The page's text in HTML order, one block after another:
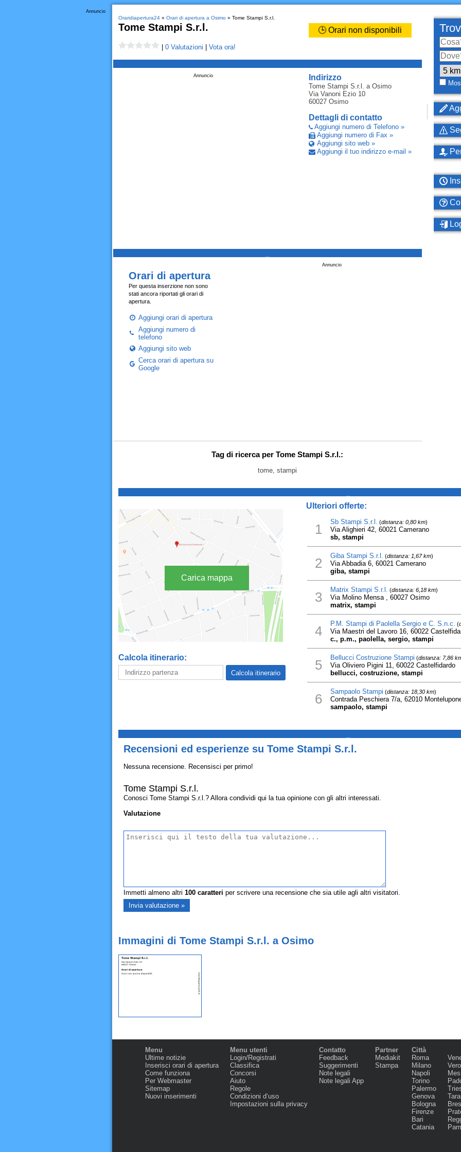
Annuncio
Oraridiapertura24» Orari di apertura a Osimo» Tome Stampi S.r.l.
Tome Stampi S.r.l. 🕒 Orari non disponibili
0 Valutazioni Vota ora!
Indirizzo
Tome Stampi S.r.l. a Osimo
Via Vanoni Ezio 10
60027 Osimo
Dettagli di contatto
Aggiungi numero di Telefono »
Aggiungi numero di Fax »
Aggiungi sito web »
Aggiungi il tuo indirizzo e-mail »
Annuncio
Annuncio
Orari di apertura
Per questa inserzione non sono
stati ancora riportati gli orari di
apertura.
Aggiungi orari di apertura
Aggiungi numero di
telefono
Aggiungi sito web
Cerca orari di apertura su
Google
Tag di ricerca per Tome Stampi S.r.l.:
tome, stampi
Carica mappa
Calcola itinerario:
Ulteriori offerte:
1 Sb Stampi S.r.l. (distanza: 0,80 km)
Via Alighieri 42, 60021 Camerano
sb, stampi
2 Giba Stampi S.r.l. (distanza: 1,67 km)
Via Abbadia 6, 60021 Camerano
giba, stampi
3 Matrix Stampi S.r.l. (distanza: 6,18 km)
Via Molino Mensa , 60027 Osimo
matrix, stampi
4 P.M. Stampi di Paolella Sergio e C. S.n.c. (
Via Maestri del Lavoro 16, 60022
c., p.m., paolella, sergio, stampi
5 Bellucci Costruzione Stampi (distanza: 7,86
Via Oliviero Pigini 11, 60022 Castelfidardo
bellucci, costruzione, stampi
6 Sampaolo Stampi (distanza: 18,30 km)
Contrada Peschiera 7/a, 62010
sampaolo, stampi
Recensioni ed esperienze su Tome Stampi S.r.l.
Nessuna recensione. Recensisci per primo!
Tome Stampi S.r.l.
Conosci Tome Stampi S.r.l.? Allora condividi qui la tua opinione con gli altri interessati.
Valutazione
Immetti almeno altri 100caratteri per scrivere una recensione che sia utile agli altri visitatori.
Immagini di Tome Stampi S.r.l. a Osimo
Menu
Ultime notizie
Inserisci orari di apertura
Come funziona
Per Webmaster
Sitemap
Nuovi inserimenti
Menu utenti
Login/Registrati
Classifica
Concorsi
Aiuto
Regole
Condizioni d‘uso
Impostazioni sulla privacy
Contatto
Feedback
Suggerimenti
Note legali
Note legali App
Partner
Mediakit
Stampa
Città
Roma
Milano
Napoli
Torino
Palermo
Genova
Bologna
Firenze
Bari
Catania